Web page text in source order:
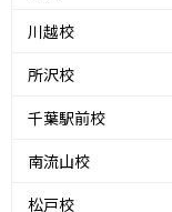
川越校
所沢校
千葉駅前校
南流山校
松戸校